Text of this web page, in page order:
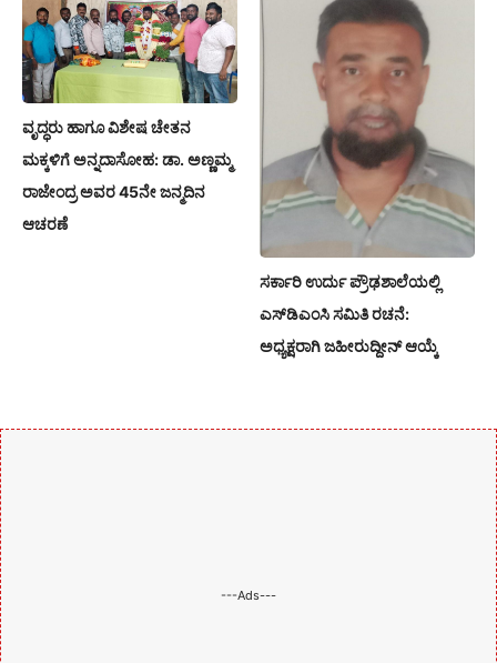
ವೃದ್ಧರು ಹಾಗೂ ವಿಶೇಷ ಚೇತನ
ಮಕ್ಕಳಿಗೆ ಅನ್ನದಾಸೋಹ: ಡಾ. ಅಣ್ಣಮ್ಮ
ರಾಜೇಂದ್ರ ಅವರ 45ನೇ ಜನ್ಮದಿನ
ಆಚರಣೆ
ಸರ್ಕಾರಿ ಉರ್ದು ಪ್ರೌಢಶಾಲೆಯಲ್ಲಿ
ಎಸ್‌ಡಿಎಂಸಿ ಸಮಿತಿ ರಚನೆ:
ಅಧ್ಯಕ್ಷರಾಗಿ ಜಹೀರುದ್ದೀನ್ ಆಯ್ಕೆ
---Ads---